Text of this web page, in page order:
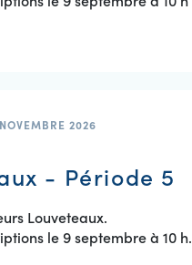
2026
- Période 5
Louveteaux.
le 9 septembre à 10 h.